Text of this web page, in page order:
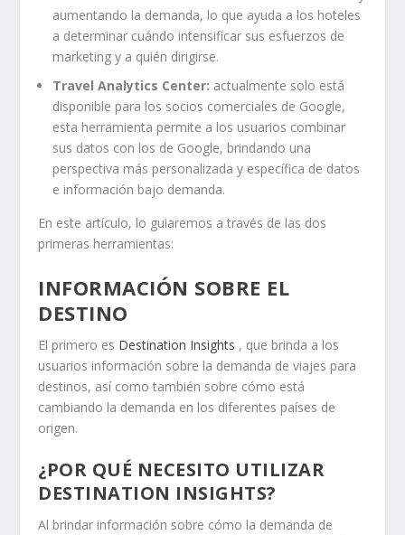
aumentando la demanda, lo que ayuda a los hoteles
a determinar cuándo intensificar sus esfuerzos de
marketing y a quién dirigirse.
Travel Analytics Center: actualmente solo está
disponible para los socios comerciales de Google,
esta herramienta permite a los usuarios combinar
sus datos con los de Google, brindando una
perspectiva más personalizada y específica de datos
e información bajo demanda.
En este artículo, lo guiaremos a través de las dos
primeras herramientas:
INFORMACIÓN SOBRE EL
DESTINO
El primero es Destination Insights , que brinda a los
usuarios información sobre la demanda de viajes para
destinos, así como también sobre cómo está
cambiando la demanda en los diferentes países de
origen.
¿POR QUÉ NECESITO UTILIZAR
DESTINATION INSIGHTS?
Al brindar información sobre cómo la demanda de